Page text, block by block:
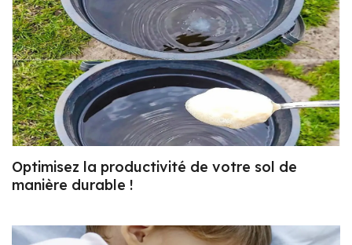
Optimisez la productivité de votre sol de
manière durable !